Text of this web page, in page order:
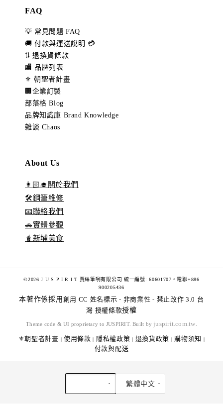
FAQ
💡 常見問題 FAQ
🚚 付款與運送說明 💳
🔃 退換貨條款
🏬 品牌列表
⚜️ 朝聖者計畫
🏢企業訂製
部落格 Blog
品牌知識庫 Brand Knowledge
雜談 Chaos
About Us
👩🏻‍🎓關於我們
🛠️鋼筆維修
📧聯絡我們
🚗實體參觀
🧋新埔美食
©2026 J U S P I R I T 賈絲筆咧有限公司 統一編號: 60601707。電聯+886
900205436
本著作係採用 創用 CC 姓名標示 - 非商業性 - 禁止改作 3.0 台
灣 授權條款授權
Theme code & UI proprietary to JUSPIRIT. Built by juspirit.com.tw
⚜️朝聖者計畫 | 使用條款 | 隱私權政策 | 退換貨政策 | 購物須知 |
付款與配送